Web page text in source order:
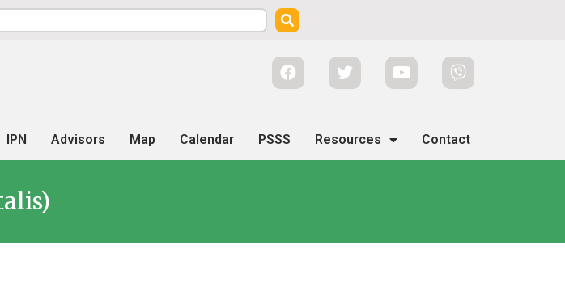
IPN Advisors Map Calendar PSSS Resources Contact